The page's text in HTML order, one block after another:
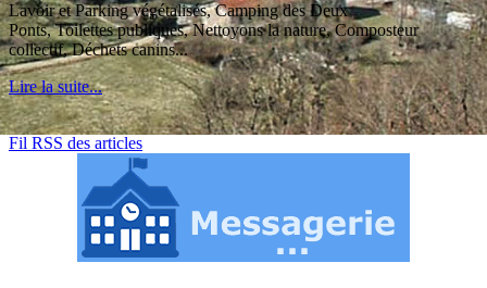
Lavoir et Parking végétalisés, Camping des Deux
Ponts, Toilettes publiques, Nettoyons la nature, Composteur
collectif, Déchets canins...
Lire la suite...
Fil RSS des articles